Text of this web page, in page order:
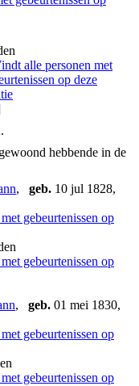
hebbende in de
, geb. 10 jul 1828,
, geb. 01 mei 1830,